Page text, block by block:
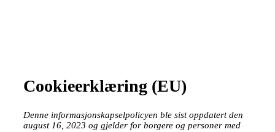
Cookieerklæring (EU)
Denne informasjonskapselpolicyen ble sist oppdatert den
august 16, 2023 og gjelder for borgere og personer med